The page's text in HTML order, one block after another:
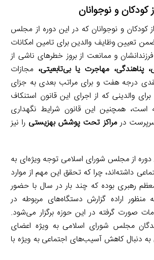
کودکان و نوجوانان
کودکان و نوجوانان که در این دوره از مجلس
تعیین وظایف والدین برای تامین امکانات
و ممانعت از بروز خطرهای ناشی از
پناهندگی، مهاجرت یا بی‌تابعیتی، مجازات
درجه هفت و برای مراتب بعدی به جزای
والدینی که از اجرای این قانون استنکاف
است، همچنین این قانون شرایط نگهداری
سرپرست درمراکز تحت پوشش بهزیستی را نیز
از مجلس شورای اسلامی توجه ویژه‌ای به
داشته‌اند، چرا که تحقق این مهم از موارد
رهبری بوده که چند بار در سال با حضور
اراده گزارش دستگاه‌های مربوطه در
صورت گرفته در این حوزه برگزار می‌شود.
مجلس شورای اسلامی به ویژه اعضای
دنبال کاهش آسیب‌های اجتماعی به ویژه با